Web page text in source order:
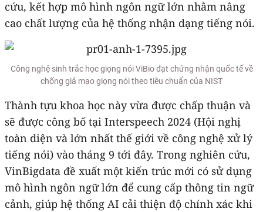
cứu, kết hợp mô hình ngôn ngữ lớn nhằm nâng
cao chất lượng của hệ thống nhận dạng tiếng nói.
Công nghệ sinh trắc học giọng nói ViBio đạt chứng nhận quốc tế về
chống giả mạo giọng nói theo tiêu chuẩn của NIST
Thành tựu khoa học này vừa được chấp thuận và
sẽ được công bố tại Interspeech 2024 (Hội nghị
toàn diện và lớn nhất thế giới về công nghệ xử lý
tiếng nói) vào tháng 9 tới đây. Trong nghiên cứu,
VinBigdata đề xuất một kiến trúc mới có sử dụng
mô hình ngôn ngữ lớn để cung cấp thông tin ngữ
cảnh, giúp hệ thống AI cải thiện độ chính xác khi